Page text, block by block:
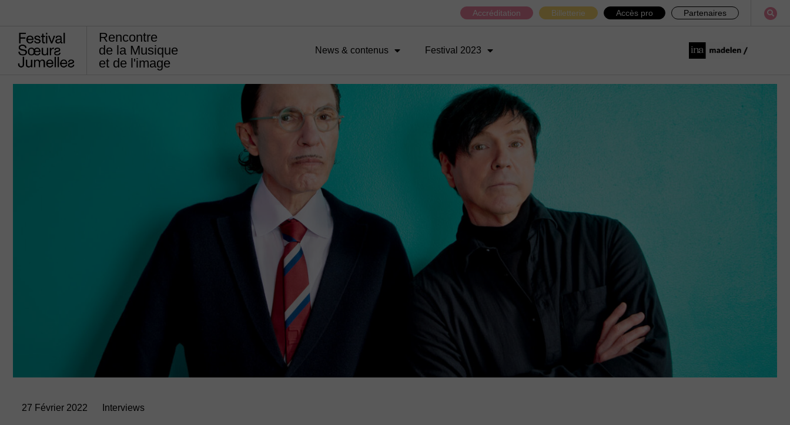
Accréditation Billetterie Accès pro Partenaires
Rencontre
de la Musique
et de l'image
News & contenus Festival 2023
27 Février 2022 Interviews